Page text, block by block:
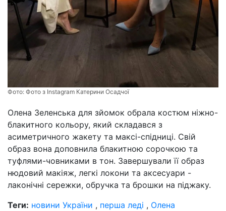
Фото: Фото з Instagram Катерини Осадчої
Олена Зеленська для зйомок обрала костюм ніжно-
блакитного кольору, який складався з
асиметричного жакету та максі-спідниці. Свій
образ вона доповнила блакитною сорочкою та
туфлями-човниками в тон. Завершували її образ
нюдовий макіяж, легкі локони та аксесуари -
лаконічні сережки, обручка та брошки на піджаку.
Теги: новини України , перша леді , Олена